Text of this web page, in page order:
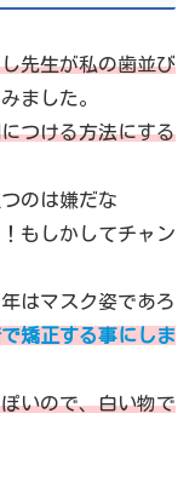
先生が私の歯並び
ました。
つける方法にする
のは嫌だな
もしかしてチャン
はマスク姿であろ
矯正する事にしま
いので、白い物で